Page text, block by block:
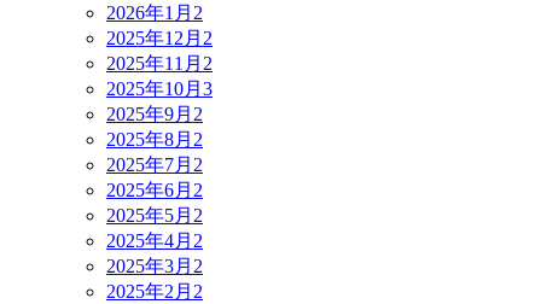
2026年1月 2
2025年12月 2
2025年11月 2
2025年10月 3
2025年9月 2
2025年8月 2
2025年7月 2
2025年6月 2
2025年5月 2
2025年4月 2
2025年3月 2
2025年2月 2